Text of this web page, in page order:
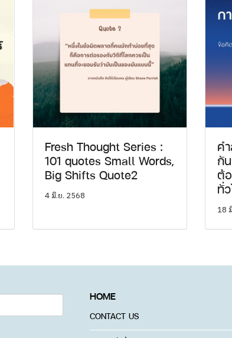
Fresh Thought Series :
101 quotes Small Words,
Big Shifts Quote2
4 มิ.ย. 2568
ค
กั
ต้
ทั่
18
HOME
CONTACT US